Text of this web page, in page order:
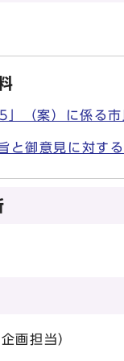
」（案）に係る
と御意見に対
画担当）